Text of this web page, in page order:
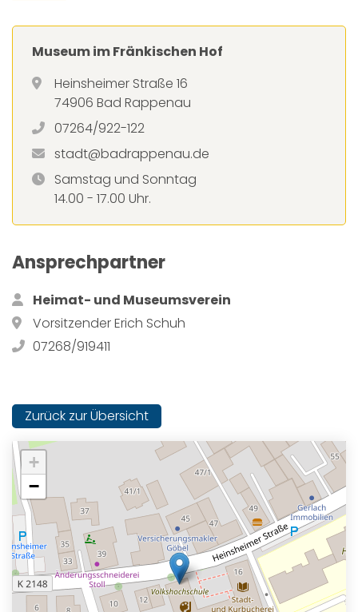
Museum im Fränkischen Hof
Heinsheimer Straße 16
74906 Bad Rappenau
07264/922-122
stadt@badrappenau.de
Samstag und Sonntag
14.00 - 17.00 Uhr.
Ansprechpartner
Heimat- und Museumsverein
Vorsitzender Erich Schuh
07268/919411
Zurück zur Übersicht
+
−